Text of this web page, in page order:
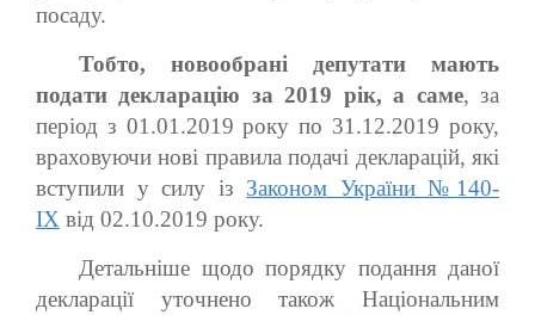
посаду.
Тобто, новообрані депутати мають
подати декларацію за 2019 рік, а саме, за
період з 01.01.2019 року по 31.12.2019 року,
враховуючи нові правила подачі декларацій, які
вступили у силу із Законом України №140-
ІХ від 02.10.2019 року.
Детальніше щодо порядку подання даної
декларації уточнено також Національним